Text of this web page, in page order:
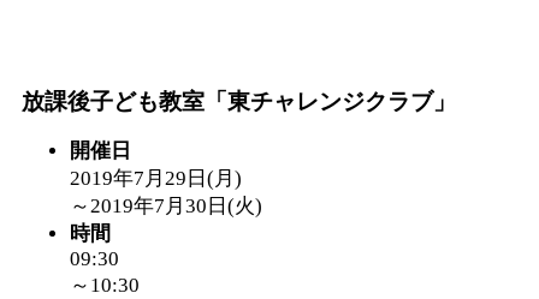
放課後子ども教室「東チャレンジクラブ」
開催日
2019年7月29日(月)
～2019年7月30日(火)
時間
09:30
～10:30